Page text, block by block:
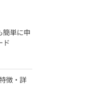
簡単に申
ド
徴・詳